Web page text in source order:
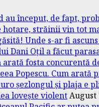
au început, de fapt,
hotare, străinii vin tot
Unde s-ar fi
Dani Oțil a făcut
fosta concurentă
Popescu. Cum
șezlongul și plaja e
lovește violentAugust